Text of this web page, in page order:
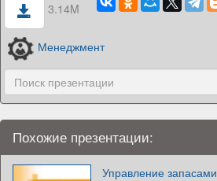
3.14M
Менеджмент
Похожие презентации:
Управление запасами